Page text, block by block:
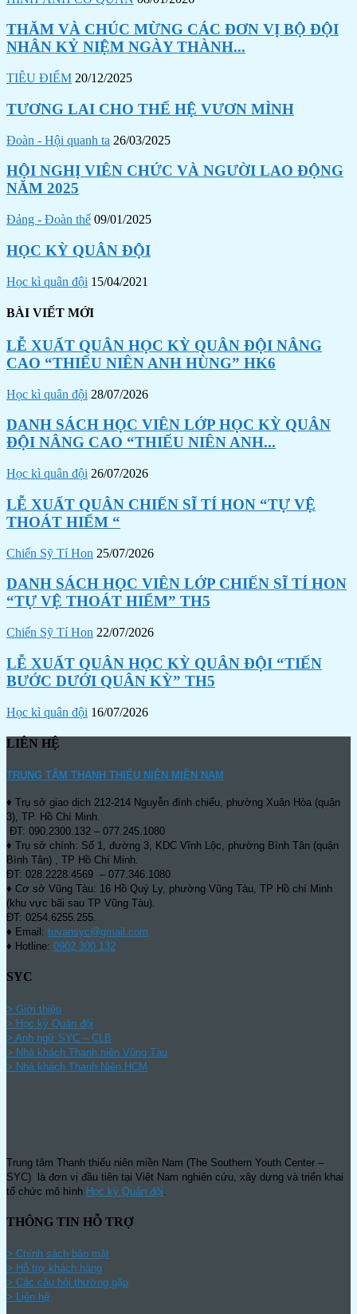
THĂM VÀ CHÚC MỪNG CÁC ĐƠN VỊ BỘ ĐỘI
NHÂN KỶ NIỆM NGÀY THÀNH...
TIÊU ĐIỂM 20/12/2025
TƯƠNG LAI CHO THẾ HỆ VƯƠN MÌNH
Đoàn - Hội quanh ta 26/03/2025
HỘI NGHỊ VIÊN CHỨC VÀ NGƯỜI LAO ĐỘNG
NĂM 2025
Đảng - Đoàn thể 09/01/2025
HỌC KỲ QUÂN ĐỘI
Học kì quân đội 15/04/2021
BÀI VIẾT MỚI
LỄ XUẤT QUÂN HỌC KỲ QUÂN ĐỘI NÂNG
CAO “THIẾU NIÊN ANH HÙNG” HK6
Học kì quân đội 28/07/2026
DANH SÁCH HỌC VIÊN LỚP HỌC KỲ QUÂN
ĐỘI NÂNG CAO “THIẾU NIÊN ANH...
Học kì quân đội 26/07/2026
LỄ XUẤT QUÂN CHIẾN SĨ TÍ HON “TỰ VỆ
THOÁT HIỂM “
Chiến Sỹ Tí Hon 25/07/2026
DANH SÁCH HỌC VIÊN LỚP CHIẾN SĨ TÍ HON
“TỰ VỆ THOÁT HIỂM” TH5
Chiến Sỹ Tí Hon 22/07/2026
LỄ XUẤT QUÂN HỌC KỲ QUÂN ĐỘI “TIẾN
BƯỚC DƯỚI QUÂN KỲ” TH5
Học kì quân đội 16/07/2026
LIÊN HỆ
TRUNG TÂM THANH THIẾU NIÊN MIỀN NAM
♦ Trụ sở giao dịch 212-214 Nguyễn đình chiểu, phường Xuân Hòa (quận
3), TP. Hồ Chí Minh.
ĐT: 090.2300.132 – 077.245.1080
♦ Trụ sở chính: Số 1, đường 3, KDC Vĩnh Lộc, phường Bình Tân (quận
Bình Tân) , TP Hồ Chí Minh.
ĐT: 028.2228.4569 – 077.346.1080
♦ Cơ sở Vũng Tàu: 16 Hồ Quý Ly, phường Vũng Tàu, TP Hồ chí Minh
(khu vực bãi sau TP Vũng Tàu).
ĐT: 0254.6255.255.
♦ Email: tuvansyc@gmail.com
♦ Hotline: 0902 300 132
SYC
> Giới thiệu
> Học kỳ Quân đội
> Anh ngữ SYC – CLB
> Nhà khách Thanh niên Vũng Tàu
> Nhà khách Thanh Niên HCM
Trung tâm Thanh thiếu niên miền Nam (The Southern Youth Center –
SYC) là đơn vị đầu tiên tại Việt Nam nghiên cứu, xây dựng và triển khai
tổ chức mô hình Học kỳ Quân đội
THÔNG TIN HỖ TRỢ
> Chính sách bảo mật
> Hỗ trợ khách hàng
> Các câu hỏi thường gặp
> Liên hệ